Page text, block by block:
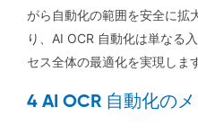
がら自動化の範囲を安全に拡
り、AI OCR 自動化は単なる
セス全体の最適化を実現しま
4 AI OCR 自動化のメ